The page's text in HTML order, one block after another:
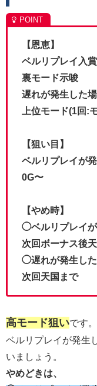
【恩恵】
ベルリプレイ入
裏モード示唆
遅れが発生した
上位モード(1回:
【狙い目】
ベルリプレイが
0G〜
【やめ時】
◯ベルリプレイ
次回ボーナス後
◯遅れが発生し
次回天国まで
高モード狙いです。
ベルリプレイが発生
いましょう。
やめどきは、